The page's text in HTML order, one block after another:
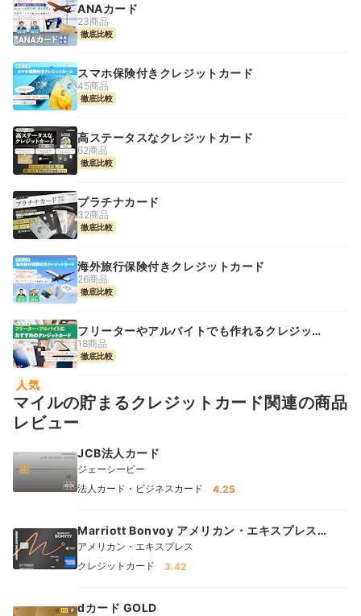
ANAカード
23商品
徹底比較
スマホ保険付きクレジットカード
45商品
徹底比較
高ステータスなクレジットカード
62商品
徹底比較
プラチナカード
32商品
徹底比較
海外旅行保険付きクレジットカード
26商品
徹底比較
フリーターやアルバイトでも作れるクレジット
カード
18商品
徹底比較
人気
マイルの貯まるクレジットカード関連の商品
レビュー
JCB法人カード
ジェーシービー
法人カード・ビジネスカード
4.25
Marriott Bonvoy アメリカン・エキスプレス・
カード
アメリカン・エキスプレス
クレジットカード
3.42
dカード GOLD